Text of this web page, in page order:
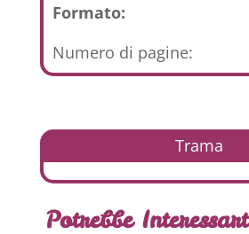
Formato:
Numero di pagine:
Trama
Potrebbe